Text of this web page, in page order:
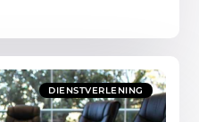
DIENSTVERLENING